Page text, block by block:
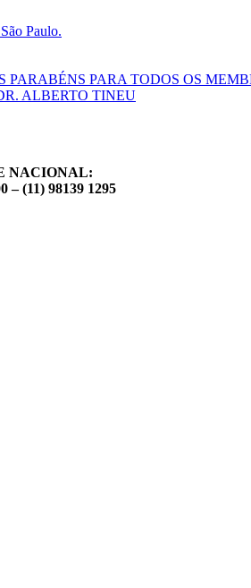
Paulo.
PARA TODOS OS
ALBERTO TINEU
NACIONAL:
– (11) 98139 1295